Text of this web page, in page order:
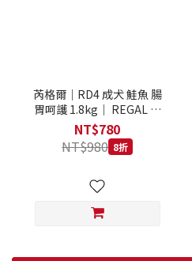
芮格爾｜RD4 成犬 鮭魚 腸
胃呵護 1.8kg｜ REGAL 天
然犬糧 狗飼料
NT$780
NT$980 8折